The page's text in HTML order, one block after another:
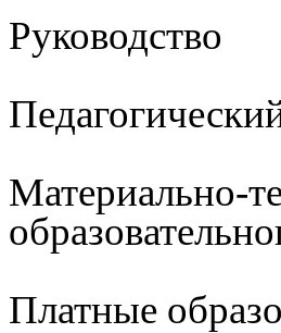
Руководство
Материально-
Платные